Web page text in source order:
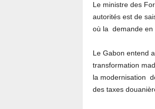
Le ministre des
autorités est de
où la demande en
Le Gabon entend
transformation
la modernisation
des taxes